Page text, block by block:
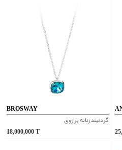
BROSWAY
گردنبند زنانه برازوی
18,000,000